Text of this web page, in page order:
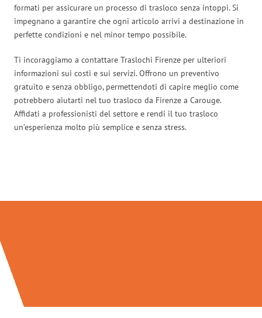
formati per assicurare un processo di trasloco senza intoppi. Si
impegnano a garantire che ogni articolo arrivi a destinazione in
perfette condizioni e nel minor tempo possibile.
Ti incoraggiamo a contattare Traslochi Firenze per ulteriori
informazioni sui costi e sui servizi. Offrono un preventivo
gratuito e senza obbligo, permettendoti di capire meglio come
potrebbero aiutarti nel tuo trasloco da Firenze a Carouge.
Affidati a professionisti del settore e rendi il tuo trasloco
un’esperienza molto più semplice e senza stress.